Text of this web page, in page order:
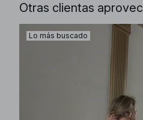
Otras clientas
Lo más buscado